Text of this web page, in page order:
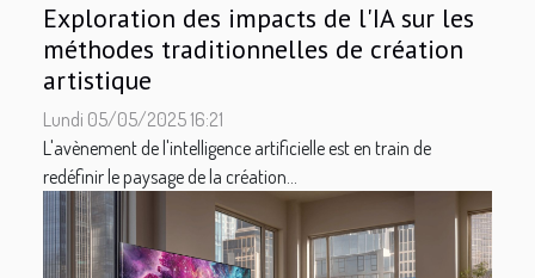
Exploration des impacts de l'IA sur les
méthodes traditionnelles de création
artistique
Lundi 05/05/2025 16:21
L'avènement de l'intelligence artificielle est en train de
redéfinir le paysage de la création...